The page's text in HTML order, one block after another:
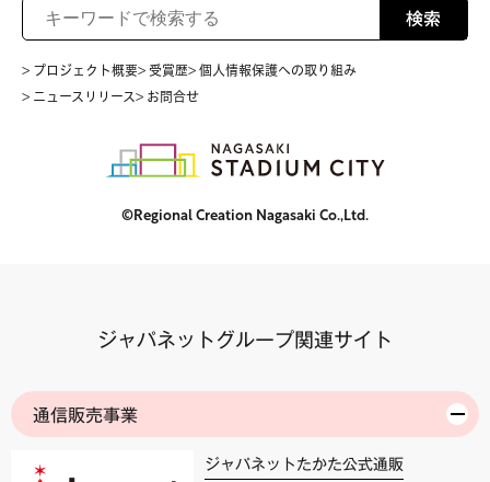
検索
> プロジェクト概要> 受賞歴> 個人情報保護への取り組み
> ニュースリリース> お問合せ
©Regional Creation Nagasaki Co.,Ltd.
ジャパネットグループ関連サイト
通信販売事業
ジャパネットたかた公式通販